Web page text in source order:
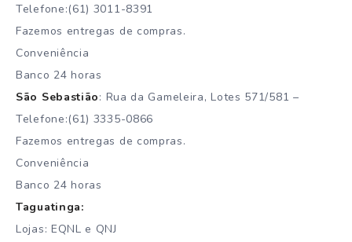
Telefone:(61) 3011-8391
Fazemos entregas de compras.
Conveniência
Banco 24 horas
São Sebastião: Rua da Gameleira, Lotes 571/581 –
Telefone:(61) 3335-0866
Fazemos entregas de compras.
Conveniência
Banco 24 horas
Taguatinga:
Lojas: EQNL e QNJ